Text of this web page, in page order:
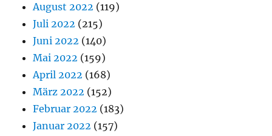
August 2022 (119)
Juli 2022 (215)
Juni 2022 (140)
Mai 2022 (159)
April 2022 (168)
März 2022 (152)
Februar 2022 (183)
Januar 2022 (157)